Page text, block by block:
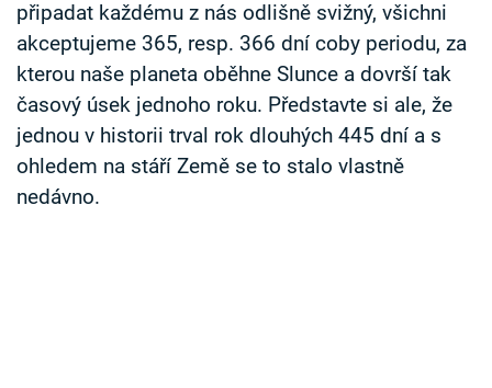
připadat každému z nás odlišně svižný, všichni
akceptujeme 365, resp. 366 dní coby periodu, za
kterou naše planeta oběhne Slunce a dovrší tak
časový úsek jednoho roku. Představte si ale, že
jednou v historii trval rok dlouhých 445 dní a s
ohledem na stáří Země se to stalo vlastně
nedávno.